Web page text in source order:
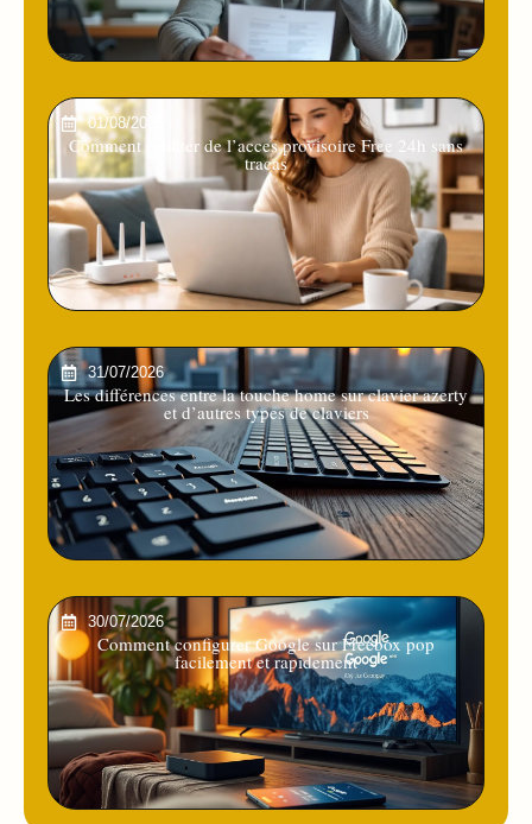
01/08/2026
Comment profiter de l’acces provisoire Free 24h sans
tracas
31/07/2026
Les différences entre la touche home sur clavier azerty
et d’autres types de claviers
30/07/2026
Comment configurer Google sur Freebox pop
facilement et rapidement